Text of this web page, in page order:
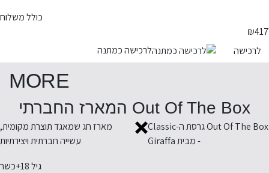
כולל משלוח
₪417
לרכישה
לרכישה כמתנה
MORE
Out Of The Box המארז החברתי
Out Of The Box גרסת ה-Classic
- מבית Giraffa
מארז חג שמאגד תוצרת מקומית,
עשייה חברתית ויצירתיות
גיל 18+
כשר